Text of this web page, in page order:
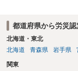
弁護士に直接面談で
都道府県から労災
北海道・東北
北海道
青森県 岩手県
関東